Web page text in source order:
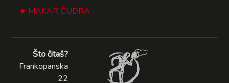
MAKAR ČUDRA
Što čitaš?
Frankopanska
22